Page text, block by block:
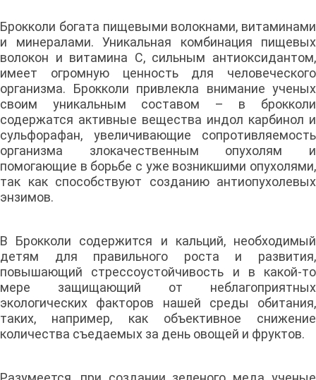
Брокколи богата пищевыми волокнами, витаминами
и минералами. Уникальная комбинация пищевых
волокон и витамина С, сильным антиоксидантом,
имеет огромную ценность для человеческого
организма. Брокколи привлекла внимание ученых
своим уникальным составом – в брокколи
содержатся активные вещества индол карбинол и
сульфорафан, увеличивающие сопротивляемость
организма злокачественным опухолям и
помогающие в борьбе с уже возникшими опухолями,
так как способствуют созданию антиопухолевых
энзимов.
В Брокколи содержится и кальций, необходимый
детям для правильного роста и развития,
повышающий стрессоустойчивость и в какой-то
мере защищающий от неблагоприятных
экологических факторов нашей среды обитания,
таких, например, как объективное снижение
количества съедаемых за день овощей и фруктов.